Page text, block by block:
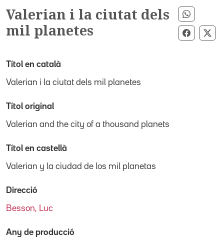
Valerian i la ciutat dels
mil planetes
Títol en català
Valerian i la ciutat dels mil planetes
Títol original
Valerian and the city of a thousand planets
Títol en castellà
Valerian y la ciudad de los mil planetas
Direcció
Besson, Luc
Any de producció